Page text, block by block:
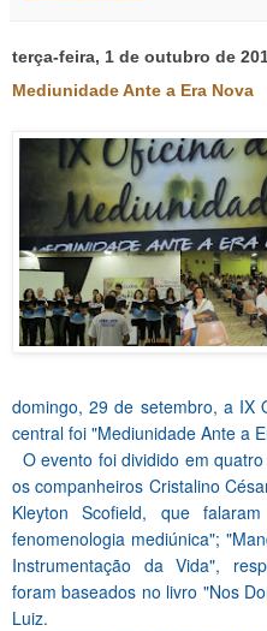
terça-feira, 1 de outubro de
Mediunidade Ante a Era Nova
domingo, 29 de setembro, a IX
central foi "Mediunidade Ante a
O evento foi dividido em
os companheiros Cristalino
Kleyton Scofield, que
fenomenologia mediúnica";
Instrumentação da Vida",
foram baseados no livro "Nos
Luiz.